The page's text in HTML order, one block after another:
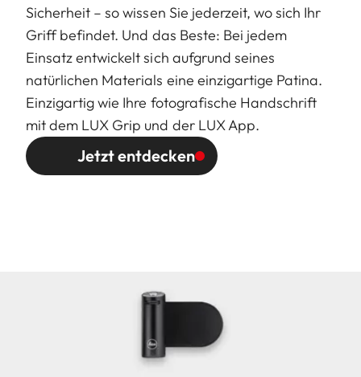
Sicherheit – so wissen Sie jederzeit, wo sich Ihr
Griff befindet. Und das Beste: Bei jedem
Einsatz entwickelt sich aufgrund seines
natürlichen Materials eine einzigartige Patina.
Einzigartig wie Ihre fotografische Handschrift
mit dem LUX Grip und der LUX App.
Jetzt entdecken